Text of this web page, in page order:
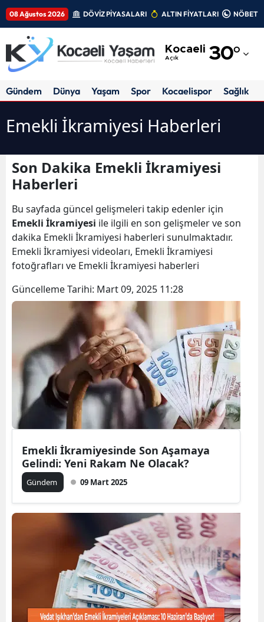
08 Ağustos 2026 DÖVİZ PİYASALARI ALTIN FİYATLARI
Kocaeli
Açık 30°
Adıyaman
Amasya
Ankara
Antalya
Artvin
Aydın
Balıkesir
Bingöl
Bitlis
Bolu
Burdur
Bursa
Çanakkale
Çankırı
Çorum
Diyarbakır
Edirne
Elazığ
Erzincan
Erzurum
Gündem Dünya Yaşam Spor Kocaelispor Sağlık
Emekli İkramiyesi Haberleri
Son Dakika Emekli İkramiyesi
Haberleri
Bu sayfada güncel gelişmeleri takip edenler için
Emekli İkramiyesi ile ilgili en son gelişmeler ve son
dakika Emekli İkramiyesi haberleri sunulmaktadır.
Emekli İkramiyesi videoları, Emekli İkramiyesi
fotoğrafları ve Emekli İkramiyesi haberleri
Güncelleme Tarihi: Mart 09, 2025 11:28
Emekli İkramiyesinde Son Aşamaya
Gelindi: Yeni Rakam Ne Olacak?
Gündem 09 Mart 2025